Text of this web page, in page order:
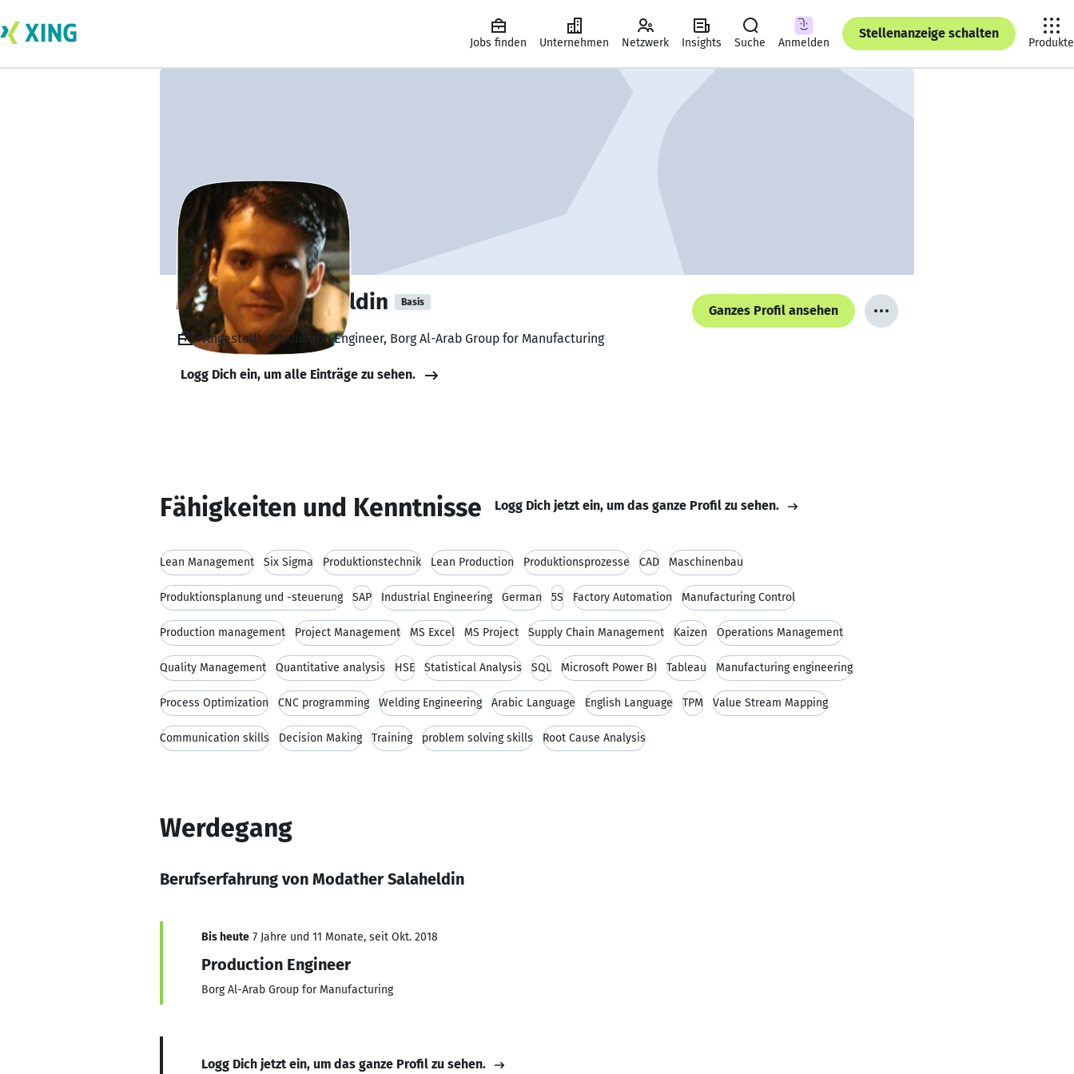
Jobs finden Unternehmen Netzwerk Insights Suche Anmelden
Stellenanzeige schalten
Produkte
Modather Salaheldin Basis
Ganzes Profil ansehen
Angestellt, Production Engineer, Borg Al-Arab Group for Manufacturing
Logg Dich ein, um alle Einträge zu sehen.
Fähigkeiten und Kenntnisse Logg Dich jetzt ein, um das ganze Profil zu sehen.
Lean Management Six Sigma Produktionstechnik Lean Production Produktionsprozesse CAD Maschinenbau
Produktionsplanung und -steuerung SAP Industrial Engineering German 5S Factory Automation Manufacturing Control
Production management Project Management MS Excel MS Project Supply Chain Management Kaizen Operations Management
Quality Management Quantitative analysis HSE Statistical Analysis SQL Microsoft Power BI Tableau Manufacturing engineering
Process Optimization CNC programming Welding Engineering Arabic Language English Language TPM Value Stream Mapping
Communication skills Decision Making Training problem solving skills Root Cause Analysis
Werdegang
Berufserfahrung von Modather Salaheldin
Bis heute 7 Jahre und 11 Monate, seit Okt. 2018
Production Engineer
Borg Al-Arab Group for Manufacturing
Logg Dich jetzt ein, um das ganze Profil zu sehen.